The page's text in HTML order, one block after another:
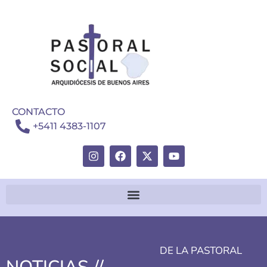
CONTACTO
+5411 4383-1107
DE LA PASTORAL